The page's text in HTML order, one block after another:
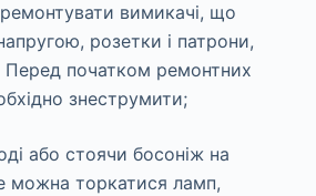
ремонтувати вимикачі, що
розетки і патрони,
Перед початком ремонтних
знеструмити;
або стоячи босоніж на
можна торкатися ламп,